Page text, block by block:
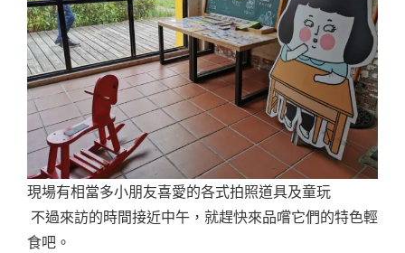
現場有相當多小朋友喜愛的各式拍照道具及童玩
不過來訪的時間接近中午，就趕快來品嚐它們的特色輕
食吧。